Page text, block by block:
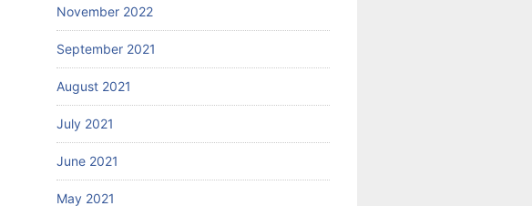
November 2022
September 2021
August 2021
July 2021
June 2021
May 2021